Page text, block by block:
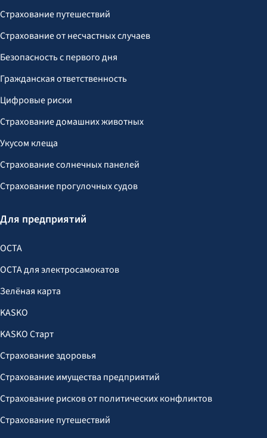
Страхование путешествий
Страхование от несчастных случаев
Безопасность с первого дня
Гражданская ответственность
Цифровые риски
Страхование домашних животных
Укусом клеща
Страхование солнечных панелей
Страхование прогулочных судов
Для предприятий
OCTA
OCTA для электросамокатов
Зелёная карта
KASKO
KASKO Старт
Страхование здоровья
Страхование имущества предприятий
Страхование рисков от политических конфликтов
Страхование путешествий